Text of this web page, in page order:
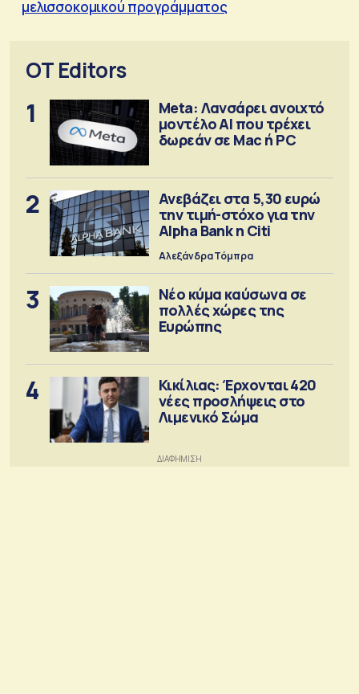
μελισσοκομικού προγράμματος
OT Editors
1
Meta: Λανσάρει ανοιχτό
μοντέλο ΑΙ που τρέχει
δωρεάν σε Mac ή PC
2
Ανεβάζει στα 5,30 ευρώ
την τιμή-στόχο για την
Alpha Bank η Citi
Αλεξάνδρα Τόμπρα
3
Νέο κύμα καύσωνα σε
πολλές χώρες της
Ευρώπης
4
Κικίλιας: Έρχονται 420
νέες προσλήψεις στο
Λιμενικό Σώμα